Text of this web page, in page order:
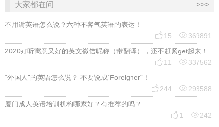
大家都在问 >>>
不用谢英语怎么说？六种不客气英语的表达！
 15 369891
2020好听寓意又好的英文微信昵称（带翻译），还不赶紧get起来！
 11 337562
“外国人”的英语怎么说？ 不要说成“Foreigner”！
 244 293588
厦门成人英语培训机构哪家好？有推荐的吗？
 1 242